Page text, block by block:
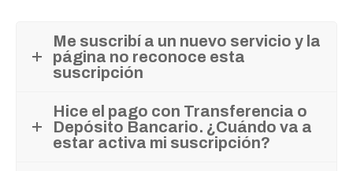
Me suscribí a un nuevo servicio y la
página no reconoce esta
suscripción
Hice el pago con Transferencia o
Depósito Bancario. ¿Cuándo va a
estar activa mi suscripción?